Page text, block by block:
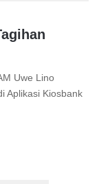
Uwe Lino
Aplikasi Kiosbank